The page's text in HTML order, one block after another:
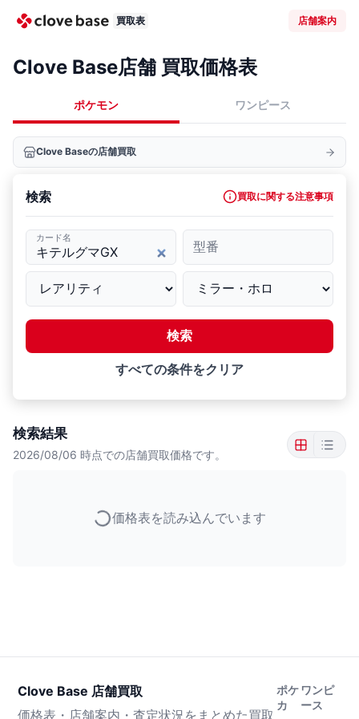
買取表 店舗案内
Clove Base店舗 買取価格表
ポケモン ワンピース
Clove Baseの店舗買取
検索 買取に関する注意事項
カード名
型番
検索
すべての条件をクリア
検索結果
2026/08/06 時点での店舗買取価格です。
価格表を読み込んでいます
Clove Base 店舗買取
価格表・店舗案内・査定状況をまとめた買取
ポケ
カ
ワンピ
ース